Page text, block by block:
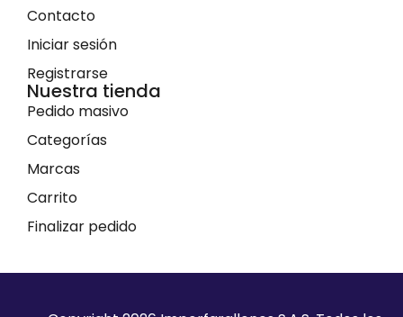
Contacto
Iniciar sesión
Registrarse
Nuestra tienda
Pedido masivo
Categorías
Marcas
Carrito
Finalizar pedido